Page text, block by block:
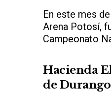
En este mes
Arena Potosí,
Campeonato
Hacienda
de